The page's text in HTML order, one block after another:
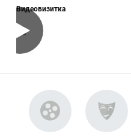
Видеовизитка